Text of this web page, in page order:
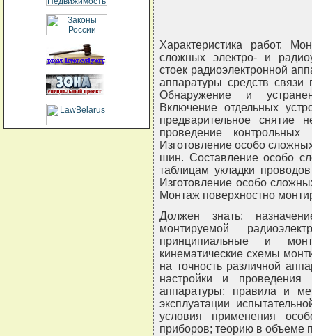
Характеристика работ.
сложных электро- и
стоек радиоэлектронной
аппаратуры средств
Обнаружение и
Включение отдельных
предварительное снятие
проведение контрольных
Изготовление особо
шин. Составление особо
таблицам укладки
Изготовление особо
Монтаж поверхностно
Должен знать:
монтируемой
принципиальные и
кинематические схемы
на точность различной
настройки и проведения
аппаратуры; правила и
эксплуатации
условия применения
приборов; теорию в объеме